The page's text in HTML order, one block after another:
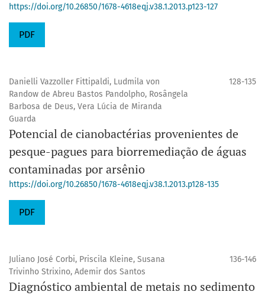
https://doi.org/10.26850/1678-4618eqj.v38.1.2013.p123-127
PDF
Danielli Vazzoller Fittipaldi, Ludmila von
Randow de Abreu Bastos Pandolpho, Rosângela
Barbosa de Deus, Vera Lúcia de Miranda
Guarda
128-135
Potencial de cianobactérias provenientes de
pesque-pagues para biorremediação de águas
contaminadas por arsênio
https://doi.org/10.26850/1678-4618eqj.v38.1.2013.p128-135
PDF
Juliano José Corbi, Priscila Kleine, Susana
Trivinho Strixino, Ademir dos Santos
136-146
Diagnóstico ambiental de metais no sedimento